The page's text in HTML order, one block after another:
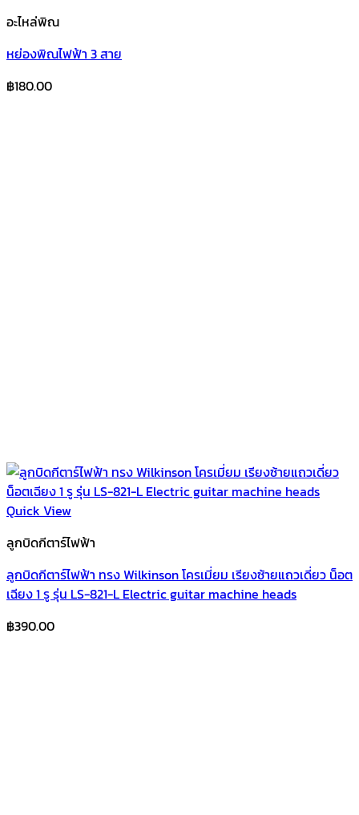
อะไหล่พิณ
หย่องพิณไฟฟ้า 3 สาย
฿180.00
Quick View
ลูกบิดกีตาร์ไฟฟ้า
ลูกบิดกีตาร์ไฟฟ้า ทรง Wilkinson โครเมี่ยม เรียงซ้ายแถวเดี่ยว น็อต
เฉียง 1 รู รุ่น LS-821-L Electric guitar machine heads
฿390.00